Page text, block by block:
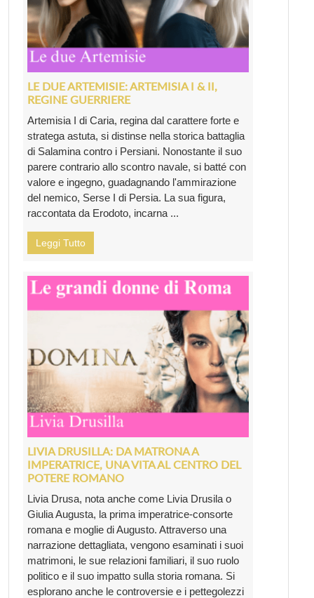
LE DUE ARTEMISIE: ARTEMISIA I & II,
REGINE GUERRIERE
Artemisia I di Caria, regina dal carattere forte e
stratega astuta, si distinse nella storica battaglia
di Salamina contro i Persiani. Nonostante il suo
parere contrario allo scontro navale, si batté con
valore e ingegno, guadagnando l'ammirazione
del nemico, Serse I di Persia. La sua figura,
raccontata da Erodoto, incarna ...
Leggi Tutto
LIVIA DRUSILLA: DA MATRONA A
IMPERATRICE, UNA VITA AL CENTRO DEL
POTERE ROMANO
Livia Drusa, nota anche come Livia Drusila o
Giulia Augusta, la prima imperatrice-consorte
romana e moglie di Augusto. Attraverso una
narrazione dettagliata, vengono esaminati i suoi
matrimoni, le sue relazioni familiari, il suo ruolo
politico e il suo impatto sulla storia romana. Si
esplorano anche le controversie e i pettegolezzi